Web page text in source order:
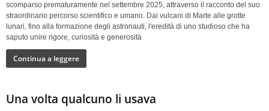
scomparso prematuramente nel settembre 2025, attraverso il racconto del suo
straordinario percorso scientifico e umano. Dai vulcani di Marte alle grotte
lunari, fino alla formazione degli astronauti, l'eredità di uno studioso che ha
saputo unire rigore, curiosità e generosità
Continua a leggere
Una volta qualcuno li usava